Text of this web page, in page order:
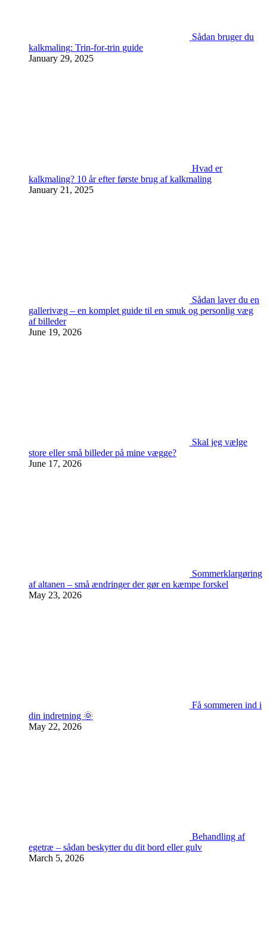
Sådan bruger du
kalkmaling: Trin-for-trin guide
January 29, 2025
Hvad er
kalkmaling? 10 år efter første brug af kalkmaling
January 21, 2025
Sådan laver du en
gallerivæg – en komplet guide til en smuk og personlig væg
af billeder
June 19, 2026
Skal jeg vælge
store eller små billeder på mine vægge?
June 17, 2026
Sommerklargøring
af altanen – små ændringer der gør en kæmpe forskel
May 23, 2026
Få sommeren ind i
din indretning 🌞
May 22, 2026
Behandling af
egetræ – sådan beskytter du dit bord eller gulv
March 5, 2026